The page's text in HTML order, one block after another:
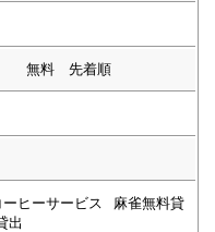
無料 先着順
ヒーサービス
麻雀無料貸
出